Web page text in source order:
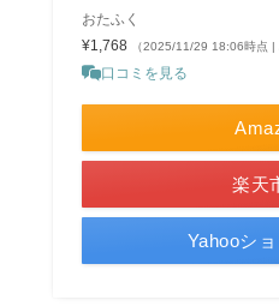
おたふく
¥1,768
（2025/11/29 18:06時点 |
口コミを見る
楽天
Yahooシ